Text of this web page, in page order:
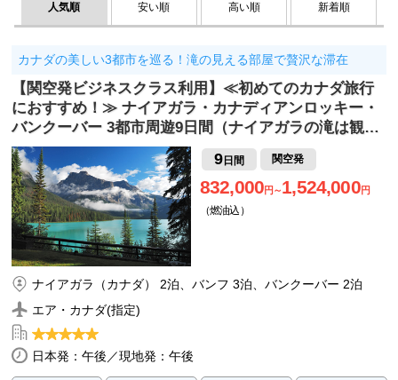
人気順 安い順 高い順 新着順
カナダの美しい3都市を巡る！滝の見える部屋で贅沢な滞在
【関空発ビジネスクラス利用】≪初めてのカナダ旅行
におすすめ！≫ ナイアガラ・カナディアンロッキー・
バンクーバー 3都市周遊9日間（ナイアガラの滝は観…
9日間 関空発
832,000円～1,524,000円
（燃油込）
ナイアガラ（カナダ） 2泊、バンフ 3泊、バンクーバー 2泊
エア・カナダ(指定)
日本発：午後／現地発：午後